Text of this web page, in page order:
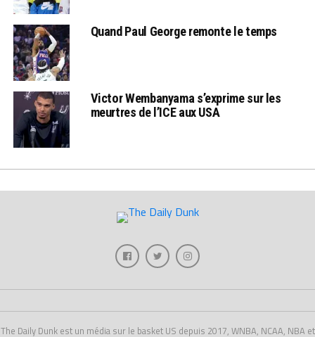
Quand Paul George remonte le temps
Victor Wembanyama s’exprime sur les
meurtres de l’ICE aux USA
The Daily Dunk est un média sur le basket US depuis 2017, WNBA, NCAA, NBA et